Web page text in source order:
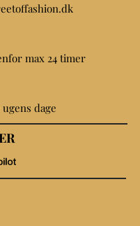
max 24 timer
dage